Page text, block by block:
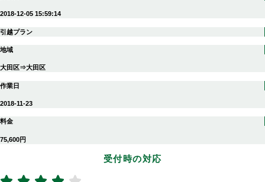
2018-12-05 15:59:14
引越プラン
地域
大田区⇒大田区
作業日
2018-11-23
料金
75,600円
受付時の対応